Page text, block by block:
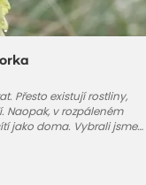
Přesto existují rostliny,
Naopak, v rozpáleném
jako doma. Vybrali jsme
zvládnou horké a suché
se podívat, které to jsou.